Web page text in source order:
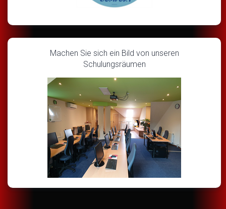
Machen Sie sich ein Bild von unseren
Schulungsräumen